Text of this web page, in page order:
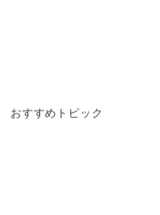
おすすめトピック